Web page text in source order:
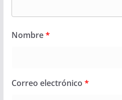
Nombre*
Correo electrónico *